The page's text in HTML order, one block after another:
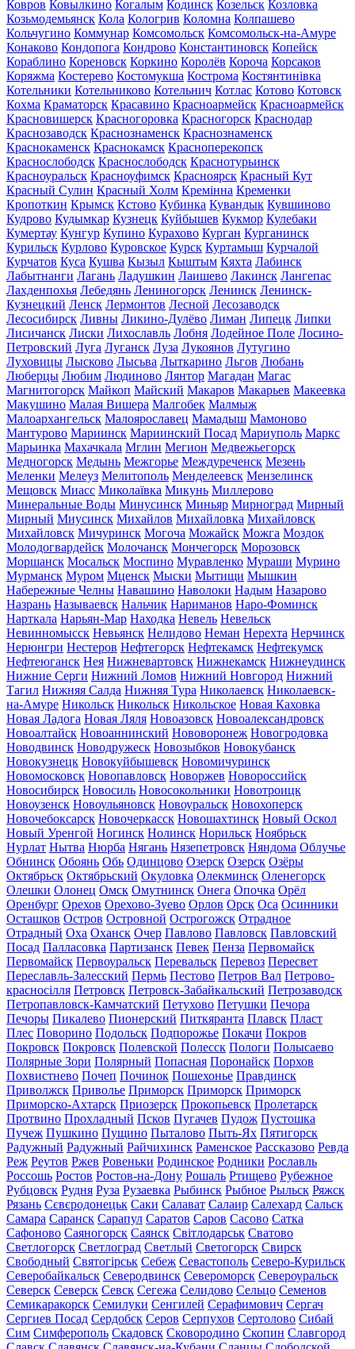
Ковров Ковылкино Когалым Кодинск Козельск Козловка
Козьмодемьянск Кола Кологрив Коломна Колпашево
Кольчугино Коммунар Комсомольск Комсомольск-на-Амуре
Конаково Кондопога Кондрово Константиновск Копейск
Кораблино Кореновск Коркино Королёв Короча Корсаков
Коряжма Костерево Костомукша Кострома Костянтинівка
Котельники Котельниково Котельнич Котлас Котово Котовск
Кохма Краматорск Красавино Красноармейск Красноармейск
Красновишерск Красногоровка Красногорск Краснодар
Краснозаводск Краснознаменск Краснознаменск
Краснокаменск Краснокамск Красноперекопск
Краснослободск Краснослободск Краснотурьинск
Красноуральск Красноуфимск Красноярск Красный Кут
Красный Сулин Красный Холм Кремінна Кременки
Кропоткин Крымск Кстово Кубинка Кувандык Кувшиново
Кудрово Кудымкар Кузнецк Куйбышев Кукмор Кулебаки
Кумертау Кунгур Купино Курахово Курган Курганинск
Курильск Курлово Куровское Курск Куртамыш Курчалой
Курчатов Куса Кушва Кызыл Кыштым Кяхта Лабинск
Лабытнанги Лагань Ладушкин Лаишево Лакинск Лангепас
Лахденпохья Лебедянь Лениногорск Ленинск Ленинск-
Кузнецкий Ленск Лермонтов Лесной Лесозаводск
Лесосибирск Ливны Ликино-Дулёво Лиман Липецк Липки
Лисичанск Лиски Лихославль Лобня Лодейное Поле Лосино-
Петровский Луга Луганск Луза Лукоянов Лутугино
Луховицы Лысково Лысьва Лыткарино Льгов Любань
Люберцы Любим Людиново Лянтор Магадан Магас
Магнитогорск Майкоп Майский Макаров Макарьев Макеевка
Макушино Малая Вишера Малгобек Малмыж
Малоархангельск Малоярославец Мамадыш Мамоново
Мантурово Мариинск Мариинский Посад Мариуполь Маркс
Марьинка Махачкала Мглин Мегион Медвежьегорск
Медногорск Медынь Межгорье Междуреченск Мезень
Меленки Мелеуз Мелитополь Менделеевск Мензелинск
Мещовск Миасс Миколаївка Микунь Миллерово
Минеральные Воды Минусинск Миньяр Мирноград Мирный
Мирный Миусинск Михайлов Михайловка Михайловск
Михайловск Мичуринск Могоча Можайск Можга Моздок
Молодогвардейск Молочанск Мончегорск Морозовск
Моршанск Мосальск Моспино Муравленко Мураши Мурино
Мурманск Муром Мценск Мыски Мытищи Мышкин
Набережные Челны Навашино Наволоки Надым Назарово
Назрань Называевск Нальчик Нариманов Наро-Фоминск
Нарткала Нарьян-Мар Находка Невель Невельск
Невинномысск Невьянск Нелидово Неман Нерехта Нерчинск
Нерюнгри Нестеров Нефтегорск Нефтекамск Нефтекумск
Нефтеюганск Нея Нижневартовск Нижнекамск Нижнеудинск
Нижние Серги Нижний Ломов Нижний Новгород Нижний
Тагил Нижняя Салда Нижняя Тура Николаевск Николаевск-
на-Амуре Никольск Никольск Никольское Новая Каховка
Новая Ладога Новая Ляля Новоазовск Новоалександровск
Новоалтайск Новоаннинский Нововоронеж Новогродовка
Новодвинск Новодружеск Новозыбков Новокубанск
Новокузнецк Новокуйбышевск Новомичуринск
Новомосковск Новопавловск Новоржев Новороссийск
Новосибирск Новосиль Новосокольники Новотроицк
Новоузенск Новоульяновск Новоуральск Новохоперск
Новочебоксарск Новочеркасск Новошахтинск Новый Оскол
Новый Уренгой Ногинск Нолинск Норильск Ноябрьск
Нурлат Нытва Нюрба Нягань Нязепетровск Няндома Облучье
Обнинск Обоянь Обь Одинцово Озерск Озерск Озёры
Октябрьск Октябрьский Окуловка Олекминск Оленегорск
Олешки Олонец Омск Омутнинск Онега Опочка Орёл
Оренбург Орехов Орехово-Зуево Орлов Орск Оса Осинники
Осташков Остров Островной Острогожск Отрадное
Отрадный Оха Оханск Очер Павлово Павловск Павловский
Посад Палласовка Партизанск Певек Пенза Первомайск
Первомайск Первоуральск Перевальск Перевоз Пересвет
Переславль-Залесский Пермь Пестово Петров Вал Петрово-
красносілля Петровск Петровск-Забайкальский Петрозаводск
Петропавловск-Камчатский Петухово Петушки Печора
Печоры Пикалево Пионерский Питкяранта Плавск Пласт
Плес Поворино Подольск Подпорожье Покачи Покров
Покровск Покровск Полевской Полесск Пологи Полысаево
Полярные Зори Полярный Попасная Поронайск Порхов
Похвистнево Почеп Починок Пошехонье Правдинск
Приволжск Приволье Приморск Приморск Приморск
Приморско-Ахтарск Приозерск Прокопьевск Пролетарск
Протвино Прохладный Псков Пугачев Пудож Пустошка
Пучеж Пушкино Пущино Пыталово Пыть-Ях Пятигорск
Радужный Радужный Райчихинск Раменское Рассказово Ревда
Реж Реутов Ржев Ровеньки Родинское Родники Рославль
Россошь Ростов Ростов-на-Дону Рошаль Ртищево Рубежное
Рубцовск Рудня Руза Рузаевка Рыбинск Рыбное Рыльск Ряжск
Рязань Сєвєродонецьк Саки Салават Салаир Салехард Сальск
Самара Саранск Сарапул Саратов Саров Сасово Сатка
Сафоново Саяногорск Саянск Світлодарськ Сватово
Светлогорск Светлоград Светлый Светогорск Свирск
Свободный Святогірськ Себеж Севастополь Северо-Курильск
Северобайкальск Северодвинск Североморск Североуральск
Северск Северск Севск Сегежа Селидово Сельцо Семенов
Семикаракорск Семилуки Сенгилей Серафимович Сергач
Сергиев Посад Сердобск Серов Серпухов Сертолово Сибай
Сим Симферополь Скадовск Сковородино Скопин Славгород